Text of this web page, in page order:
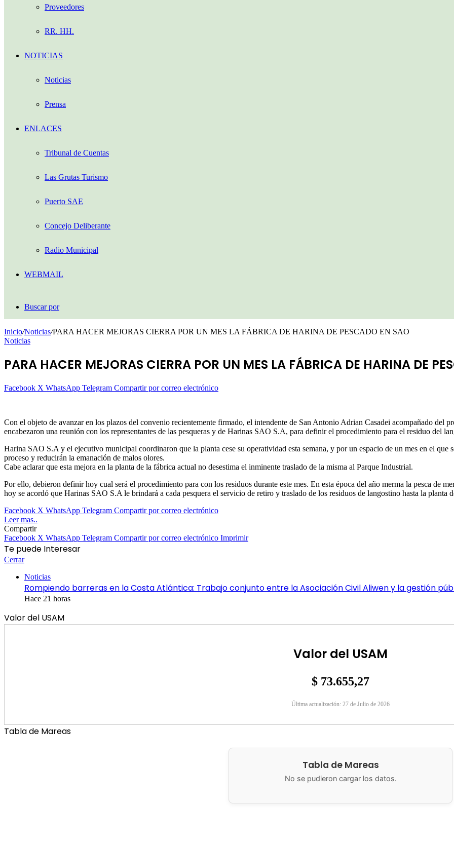
Proveedores
RR. HH.
NOTICIAS
Noticias
Prensa
ENLACES
Tribunal de Cuentas
Las Grutas Turismo
Puerto SAE
Concejo Deliberante
Radio Municipal
WEBMAIL
Buscar por
Inicio/Noticias/PARA HACER MEJORAS CIERRA POR UN MES LA FÁBRICA DE HARINA DE PESCADO EN SAO
Noticias
PARA HACER MEJORAS CIERRA POR UN MES LA FÁBRICA DE HARINA DE
Facebook X WhatsApp Telegram Compartir por correo electrónico
Con el objeto de avanzar en los plazos del convenio recientemente firmado, el intendente de San Antonio Adrian Casadei acompañado del
encabezaron una reunión con los representantes de las pesqueras y de Harinas SAO S.A, para definir el procedimiento para el residuo del
Harina SAO S.A y el ejecutivo municipal coordinaron que la planta cese su operatividad esta semana, y por un espacio de un mes en el que
proceso y reducirán la emanación de malos olores.
Cabe aclarar que esta mejora en la planta de la fábrica actual no desestima el inminente traslado de la misma al Parque Industrial.
Por ello, debieron definir hoy cual será el procedimiento para con los residuos durante este mes. En esta época del año merma la pesca de
hoy se acordó que Harinas SAO S.A le brindará a cada pesquera el servicio de retiro y traslado de los residuos de langostino hasta la planta
Facebook X WhatsApp Telegram Compartir por correo electrónico
Leer mas..
Compartir
Facebook X WhatsApp Telegram Compartir por correo electrónico Imprimir
Te puede Interesar
Cerrar
Noticias
Rompiendo barreras en la Costa Atlántica: Trabajo conjunto entre la Asociación Civil Aliwen y la gestión
Hace 21 horas
Valor del USAM
Valor del USAM
$ 73.655,27
Última actualización: 27 de Julio de 2026
Tabla de Mareas
Tabla de Mareas
No se pudieron cargar los datos.